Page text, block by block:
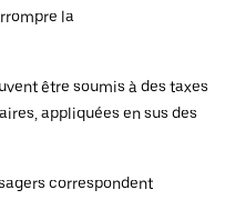
la
être soumis à des taxes
appliquées en sus des
correspondent